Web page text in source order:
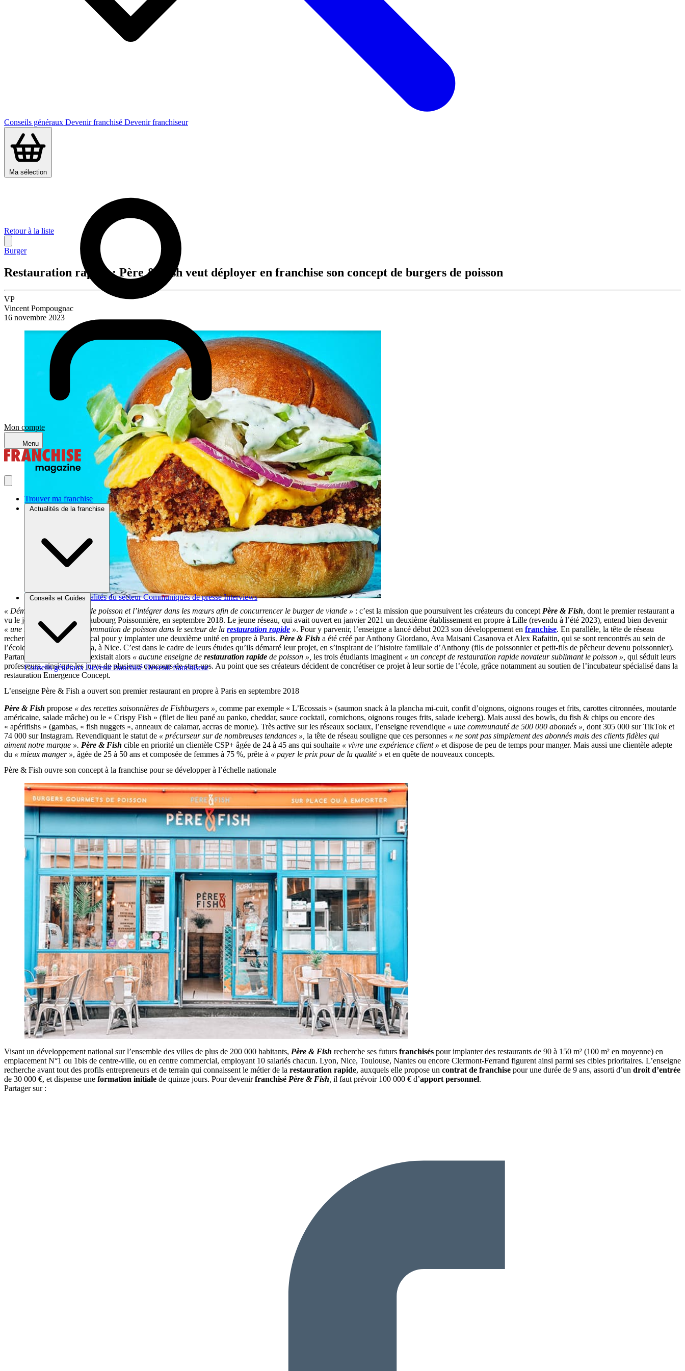
Conseils généraux Devenir franchisé Devenir franchiseur
Ma sélection
Mon compte
Menu
Trouver ma franchise
Actualités de la franchise
Brèves et actus Actualités du secteur Communiqués de presse Interviews
Conseils et Guides
Conseils généraux Devenir franchisé Devenir franchiseur
Retour à la liste
Burger
Restauration rapide : Père & Fish veut déployer en franchise son concept de burgers de poisson
VP
Vincent Pompougnac
16 novembre 2023
« Démocratiser le de poisson et l’intégrer dans les mœurs afin de concurrencer le burger de viande » : c’est la mission que poursuivent les créateurs du concept Père & Fish, dont le premier restaurant a
vu le jour à Paris, rue du Faubourg Poissonnière, en septembre 2018. Le jeune réseau, qui avait ouvert en janvier 2021 un deuxième établissement en propre à Lille (revendu à l’été 2023), entend bien devenir
« une référence de la consommation de poisson dans le secteur de la restauration rapide ». Pour y parvenir, l’enseigne a lancé début 2023 son développement en franchise. En parallèle, la tête de réseau
recherche activement un local pour y implanter une deuxième unité en propre à Paris. Père & Fish a été créé par Anthony Giordano, Ava Maisani Casanova et Alex Rafaitin, qui se sont rencontrés au sein de
l’école de commerce Skema, à Nice. C’est dans le cadre de leurs études qu’ils démarré leur projet, en s’inspirant de l’histoire familiale d’Anthony (fils de poissonnier et petit-fils de pêcheur devenu poissonnier).
Partant du constant qu’il n’existait alors « aucune enseigne de restauration rapide de poisson », les trois étudiants imaginent « un concept de restauration rapide novateur sublimant le poisson », qui séduit leurs
professeurs, ainsi que les jurys de plusieurs concours de start-ups. Au point que ses créateurs décident de concrétiser ce projet à leur sortie de l’école, grâce notamment au soutien de l’incubateur spécialisé dans la
restauration Emergence Concept.
L’enseigne Père & Fish a ouvert son premier restaurant en propre à Paris en septembre 2018
Père & Fish propose « des recettes saisonnières de Fishburgers », comme par exemple « L’Ecossais » (saumon snack à la plancha mi-cuit, confit d’oignons, oignons rouges et frits, carottes citronnées, moutarde
américaine, salade mâche) ou le « Crispy Fish » (filet de lieu pané au panko, cheddar, sauce cocktail, cornichons, oignons rouges frits, salade iceberg). Mais aussi des bowls, du fish & chips ou encore des
« apérifishs » (gambas, « fish nuggets », anneaux de calamar, accras de morue). Très active sur les réseaux sociaux, l’enseigne revendique « une communauté de 500 000 abonnés », dont 305 000 sur TikTok et
74 000 sur Instagram. Revendiquant le statut de « précurseur sur de nombreuses tendances », la tête de réseau souligne que ces personnes « ne sont pas simplement des abonnés mais des clients fidèles qui
aiment notre marque ». Père & Fish cible en priorité un clientèle CSP+ âgée de 24 à 45 ans qui souhaite « vivre une expérience client » et dispose de peu de temps pour manger. Mais aussi une clientèle adepte
du « mieux manger », âgée de 25 à 50 ans et composée de femmes à 75 %, prête à « payer le prix pour de la qualité » et en quête de nouveaux concepts.
Père & Fish ouvre son concept à la franchise pour se développer à l’échelle nationale
Visant un développement national sur l’ensemble des villes de plus de 200 000 habitants, Père & Fish recherche ses futurs franchisés pour implanter des restaurants de 90 à 150 m² (100 m² en moyenne) en
emplacement N°1 ou 1bis de centre-ville, ou en centre commercial, employant 10 salariés chacun. Lyon, Nice, Toulouse, Nantes ou encore Clermont-Ferrand figurent ainsi parmi ses cibles prioritaires. L’enseigne
recherche avant tout des profils entrepreneurs et de terrain qui connaissent le métier de la restauration rapide, auxquels elle propose un contrat de franchise pour une durée de 9 ans, assorti d’un droit d’entrée
de 30 000 €, et dispense une formation initiale de quinze jours. Pour devenirfranchisé Père & Fish il faut prévoir 100 000 € d’apport personnel.
Partager sur :